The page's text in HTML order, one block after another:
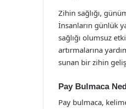
Zihin sağlığı,
İnsanların günlük
sağlığı olumsuz
artırmalarına
sunan bir zihin
Pay Bulmaca
Pay bulmaca,